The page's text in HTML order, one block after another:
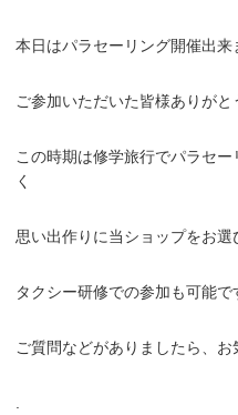
本日はパラセーリング開催出来
ご参加いただいた皆様ありがと
この時期は修学旅行でパラセ
く
思い出作りに当ショップをお
タクシー研修での参加も可能
ご質問などがありましたら、